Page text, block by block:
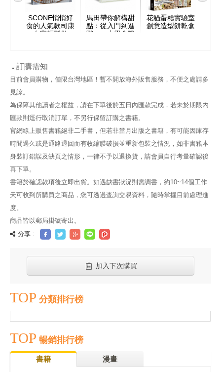
人
SCONE悄悄好
食的人氣款司康
在家輕鬆做
馬田帶你解構甜
點：從入門到進
階，一本學會職
花貓蛋糕實驗室
創意造型餅乾盒
包
訂購需知
目前會員購物，僅限台灣地區！暫不開放海外販售服務，不便之處請多
見諒。
為保障其他讀者之權益，請在下單後於五日內匯款完成，若未於期限內
匯款則逕行取消訂單，不另行保留訂購之書籍。
官網線上販售書籍絕非二手書，但若非當月出版之書籍，有可能因庫存
時間過久或是通路退回而有收縮膜破損並重新包裝之情況，如非書籍本
身裝訂錯誤及缺頁之情形，一律不予以退換貨，請會員自行考量確認後
再下單。
書籍於確認款項後立即出貨。如遇缺書狀況則需調書，約10~14個工作
天可收到所購買之商品，您可透過查詢交易資料，隨時掌握目前處理進
度。
商品皆以郵局掛號寄出。
分享 :
加入下次購買
TOP 分類排行榜
TOP 暢銷排行榜
書籍 漫畫